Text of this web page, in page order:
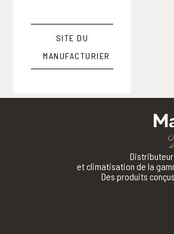
SITE DU
MANUFACTURIER
et climatisation de la
Des produits